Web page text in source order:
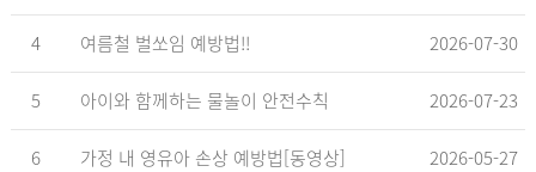
4 여름철 벌쏘임 예방법!! 2026-07-30
5 아이와 함께하는 물놀이 안전수칙 2026-07-23
6 가정 내 영유아 손상 예방법[동영상] 2026-05-27